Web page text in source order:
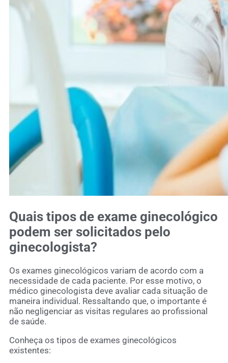
Quais tipos de exame ginecológico
podem ser solicitados pelo
ginecologista?
Os exames ginecológicos variam de acordo com a
necessidade de cada paciente. Por esse motivo, o
médico ginecologista deve avaliar cada situação de
maneira individual. Ressaltando que, o importante é
não negligenciar as visitas regulares ao profissional
de saúde.
Conheça os tipos de exames ginecológicos
existentes: